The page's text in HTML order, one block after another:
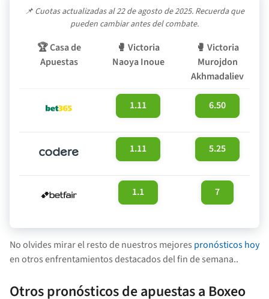
🏆Casa de
Apuestas
🥊 Victoria
Naoya Inoue
🥊 Victoria
Murojdon
Akhmadaliev
1.11 6.50
1.11 5.25
1.1 7
📌 Cuotas actualizadas al 22 de agosto de 2025. Recuerda que
pueden cambiar antes del combate.
No olvides mirar el resto de nuestros mejores pronósticos hoy
en otros enfrentamientos destacados del fin de semana..
Otros pronósticos de apuestas a Boxeo